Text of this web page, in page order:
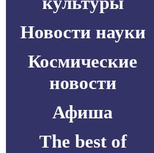
Новости науки
Космические
новости
Афиша
The best of